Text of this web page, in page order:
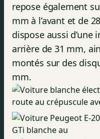
repose également
mm à l’avant et de
dispose aussi
arrière de 31 mm,
montés sur des
mm.